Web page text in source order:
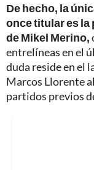
De hecho, la
once titular es la
de Mikel Merino,
entrelíneas en el
duda reside en el
Marcos Llorente
partidos previos